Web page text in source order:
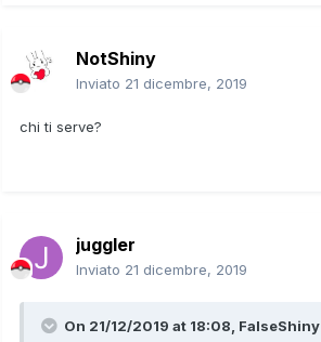
NotShiny
Inviato 21 dicembre, 2019
chi ti serve?
juggler
Inviato 21 dicembre, 2019
On 21/12/2019 at 18:08, FalseShiny